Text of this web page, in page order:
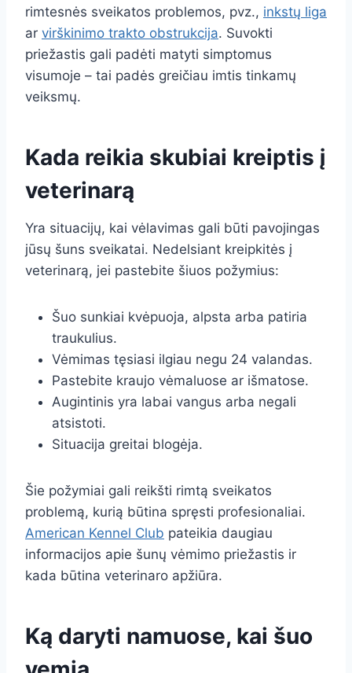
rimtesnės sveikatos problemos, pvz., inkstų liga
ar virškinimo trakto obstrukcija. Suvokti
priežastis gali padėti matyti simptomus
visumoje – tai padės greičiau imtis tinkamų
veiksmų.
Kada reikia skubiai kreiptis į
veterinarą
Yra situacijų, kai vėlavimas gali būti pavojingas
jūsų šuns sveikatai. Nedelsiant kreipkitės į
veterinarą, jei pastebite šiuos požymius:
Šuo sunkiai kvėpuoja, alpsta arba patiria
traukulius.
Vėmimas tęsiasi ilgiau negu 24 valandas.
Pastebite kraujo vėmaluose ar išmatose.
Augintinis yra labai vangus arba negali
atsistoti.
Situacija greitai blogėja.
Šie požymiai gali reikšti rimtą sveikatos
problemą, kurią būtina spręsti profesionaliai.
American Kennel Club pateikia daugiau
informacijos apie šunų vėmimo priežastis ir
kada būtina veterinaro apžiūra.
Ką daryti namuose, kai šuo